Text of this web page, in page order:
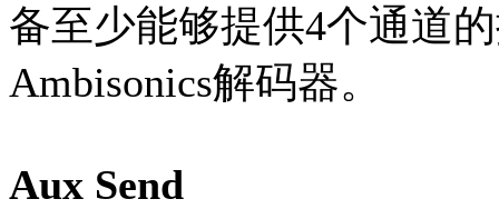
备至少能够提供4个通道
Ambisonics解码器。
Aux Send